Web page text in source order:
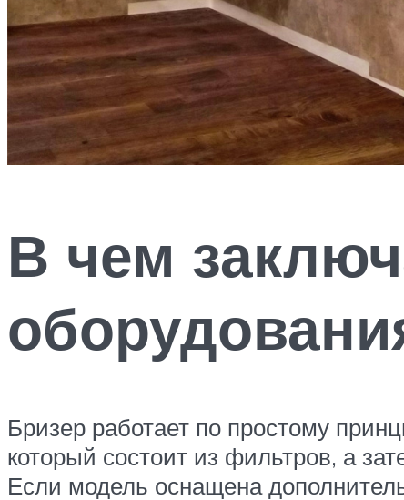
В чем
Бризер работает по простому
который состоит из фильтров, а
Если модель оснащена